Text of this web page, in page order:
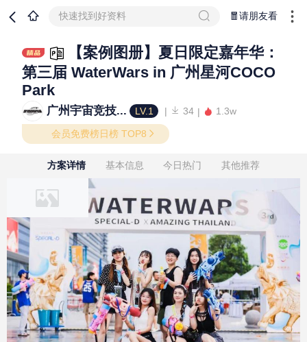
快速找到好资料 🧧请朋友看
【案例图册】夏日限定嘉年华：
第三届 WaterWars in 广州星河COCO
Park
广州宇宙竞技... LV.1 34 1.3w
会员免费榜日榜 TOP8
方案详情 基本信息 今日热门 其他推荐